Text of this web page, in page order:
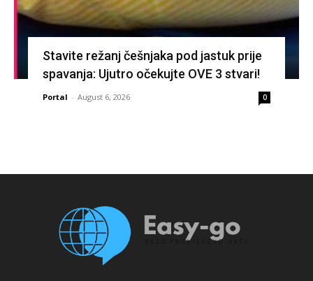
Stavite režanj češnjaka pod jastuk prije
spavanja: Ujutro očekujte OVE 3 stvari!
Portal - August 6, 2026 0